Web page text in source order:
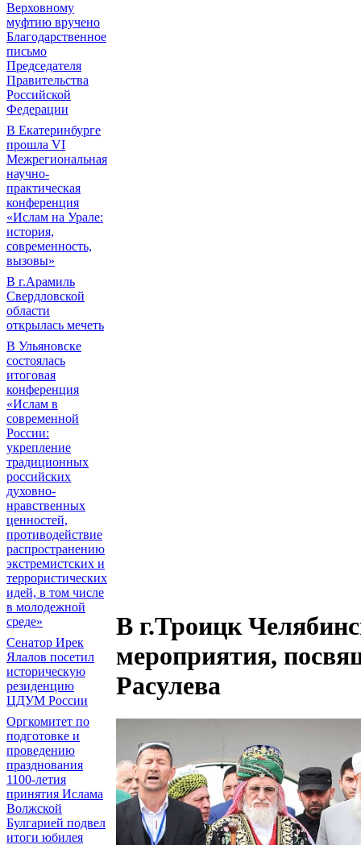
Верховному
муфтию вручено
Благодарственное
письмо
Председателя
Правительства
Российской
Федерации
В Екатеринбурге
прошла VI
Межрегиональная
научно-
практическая
конференция
«Ислам на Урале:
история,
современность,
вызовы»
В г.Арамиль
Свердловской
области
открылась мечеть
В Ульяновске
состоялась
итоговая
конференция
«Ислам в
современной
России:
укрепление
традиционных
российских
духовно-
нравственных
ценностей,
противодействие
распространению
экстремистских и
террористических
идей, в том числе
в молодежной
среде»
Сенатор Ирек
Ялалов посетил
историческую
резиденцию
ЦДУМ России
Оргкомитет по
подготовке и
проведению
празднования
1100-летия
принятия Ислама
Волжской
Булгарией подвел
итоги юбилея
В г.Троицк
мероприятия,
Расулева